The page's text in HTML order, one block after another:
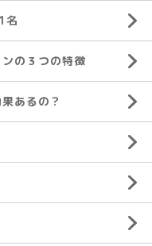
名
の３つの特徴
あるの？